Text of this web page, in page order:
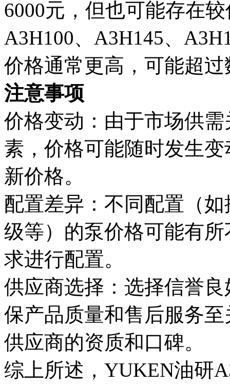
6000元，但也可能存在
A3H100、A3H145、
价格通常更高，可能超
注意事项
价格变动：由于市场供
素，价格可能随时发生
新价格。
配置差异：不同配置（
级等）的泵价格可能有
求进行配置。
供应商选择：选择信誉
保产品质量和售后服务
供应商的资质和口碑。
综上所述，YUKEN油研